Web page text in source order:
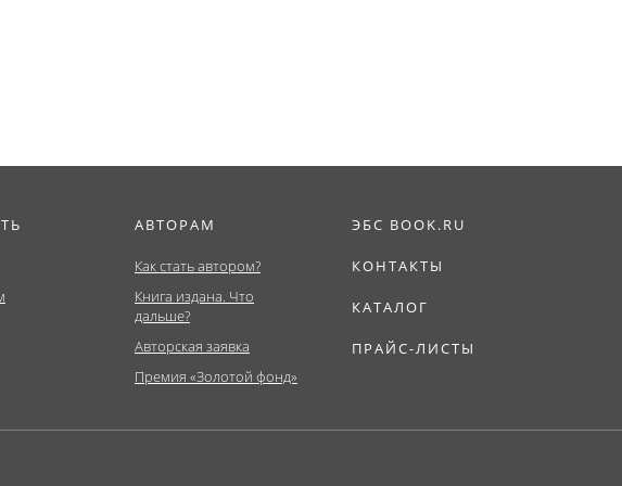
АВТОРАМ
Как стать автором?
Книга издана. Что
дальше?
Авторская заявка
Премия «Золотой фонд»
ЭБС BOOK.RU
КОНТАКТЫ
КАТАЛОГ
ПРАЙС-ЛИСТЫ